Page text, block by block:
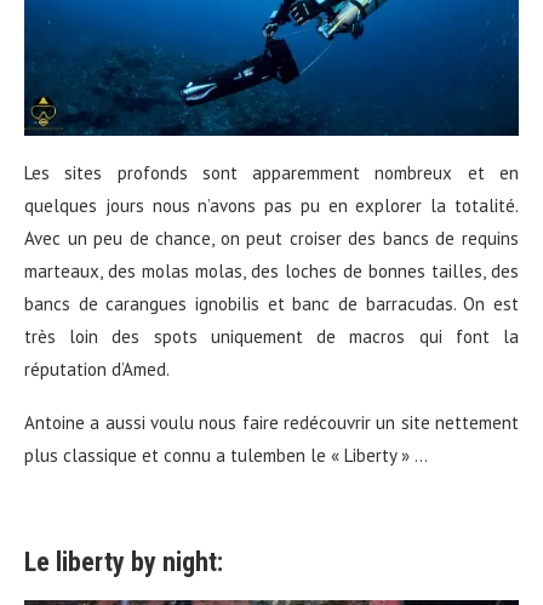
Les sites profonds sont apparemment nombreux et en
quelques jours nous n’avons pas pu en explorer la totalité.
Avec un peu de chance, on peut croiser des bancs de requins
marteaux, des molas molas, des loches de bonnes tailles, des
bancs de carangues ignobilis et banc de barracudas. On est
très loin des spots uniquement de macros qui font la
réputation d’Amed.
Antoine a aussi voulu nous faire redécouvrir un site nettement
plus classique et connu a tulemben le « Liberty » …
Le liberty by night: